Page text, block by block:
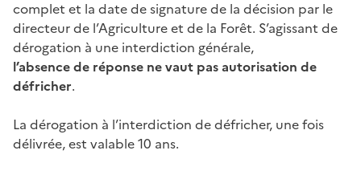
complet et la date de signature de la décision par le
directeur de l’Agriculture et de la Forêt. S’agissant de
dérogation à une interdiction générale,
l’absence de réponse ne vaut pas autorisation de
défricher.
La dérogation à l’interdiction de défricher, une fois
délivrée, est valable 10 ans.